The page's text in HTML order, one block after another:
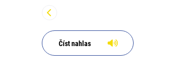
Číst nahlas